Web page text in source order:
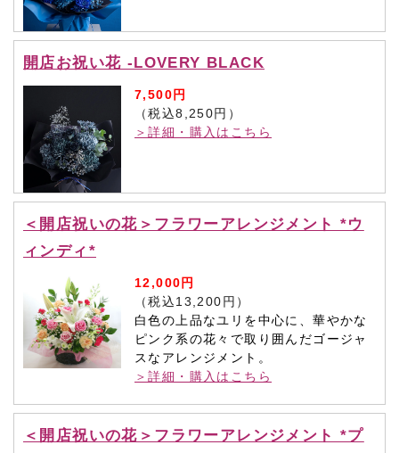
開店お祝い花 -LOVERY BLACK
7,500円
（税込8,250円）
＞詳細・購入はこちら
＜開店祝いの花＞フラワーアレンジメント *ウ
ィンディ*
12,000円
（税込13,200円）
白色の上品なユリを中心に、華やかな
ピンク系の花々で取り囲んだゴージャ
スなアレンジメント。
＞詳細・購入はこちら
＜開店祝いの花＞フラワーアレンジメント *プ